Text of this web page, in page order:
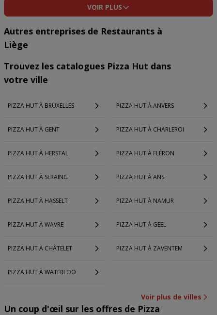
VOIR PLUS
Autres entreprises de Restaurants à
Liège
Trouvez les catalogues Pizza Hut dans
votre ville
PIZZA HUT À BRUXELLES PIZZA HUT À ANVERS
PIZZA HUT À GENT PIZZA HUT À CHARLEROI
PIZZA HUT À HERSTAL PIZZA HUT À FLÉRON
PIZZA HUT À SERAING PIZZA HUT À ANS
PIZZA HUT À HASSELT PIZZA HUT À NAMUR
PIZZA HUT À WAVRE PIZZA HUT À GEEL
PIZZA HUT À CHÂTELET PIZZA HUT À ZAVENTEM
PIZZA HUT À WATERLOO
Voir plus de villes
Un coup d'œil sur les offres de Pizza